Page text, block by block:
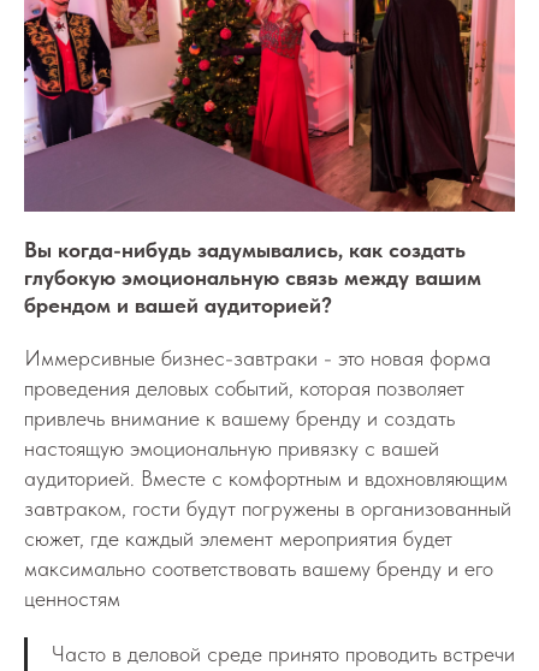
Вы когда-нибудь задумывались, как создать
глубокую эмоциональную связь между вашим
брендом и вашей аудиторией?
Иммерсивные бизнес-завтраки - это новая форма
проведения деловых событий, которая позволяет
привлечь внимание к вашему бренду и создать
настоящую эмоциональную привязку с вашей
аудиторией. Вместе с комфортным и вдохновляющим
завтраком, гости будут погружены в организованный
сюжет, где каждый элемент мероприятия будет
максимально соответствовать вашему бренду и его
ценностям
Часто в деловой среде принято проводить встречи